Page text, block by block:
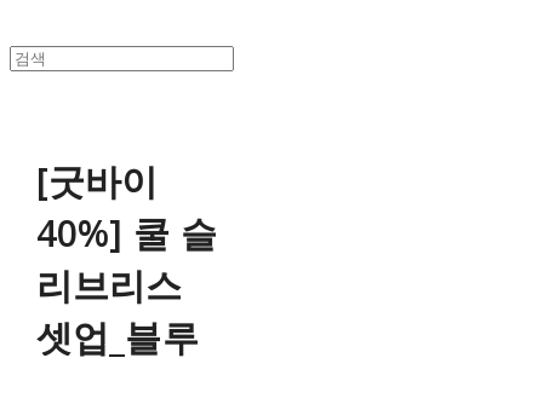
[굿바이
40%] 쿨 슬
리브리스
셋업_블루